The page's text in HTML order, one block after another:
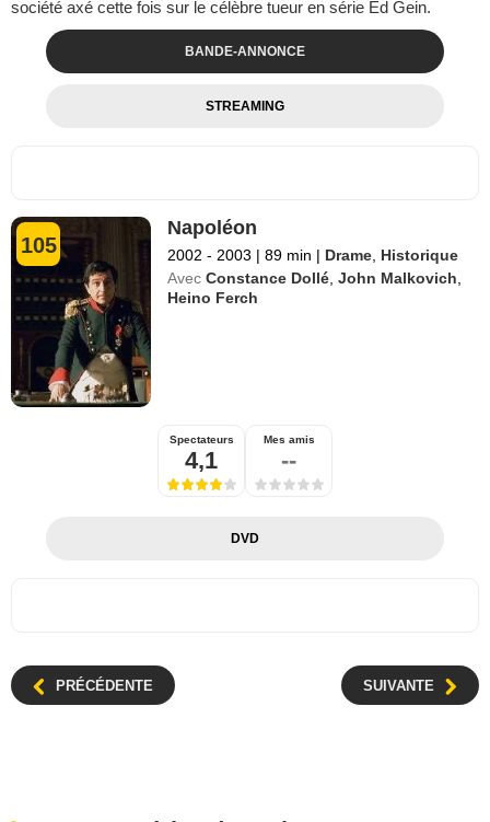
société axé cette fois sur le célèbre tueur en série Ed Gein.
BANDE-ANNONCE
STREAMING
105
Napoléon
2002 - 2003 | 89 min | Drame Historique
Avec Constance Dollé ,John Malkovich
Heino Ferch
Spectateurs
4,1
Mes amis
--
DVD
PRÉCÉDENTE SUIVANTE